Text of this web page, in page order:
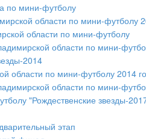
по мини-футболу
области по мини-футболу
области по мини-футболу
области по мини-
2014
области по мини-футболу 2014
области по мини-
"Рождественские звезды-
этап